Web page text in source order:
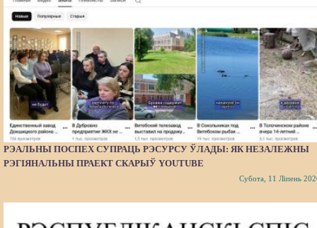
РЭАЛЬНЫ ПОСПЕХ СУПРАЦЬ РЭСУРСУ ЎЛАДЫ: ЯК НЕЗАЛЕЖНЫ
РЭГІЯНАЛЬНЫ ПРАЕКТ СКАРЫЎ YOUTUBE
Субота, 11 Ліпень